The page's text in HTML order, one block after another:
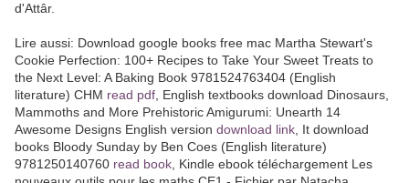
d'Attâr.
Lire aussi: Download google books free mac Martha Stewart's
Cookie Perfection: 100+ Recipes to Take Your Sweet Treats to
the Next Level: A Baking Book 9781524763404 (English
literature) CHM read pdf , English textbooks download Dinosaurs,
Mammoths and More Prehistoric Amigurumi: Unearth 14
Awesome Designs English version download link , It download
books Bloody Sunday by Ben Coes (English literature)
9781250140760 read book , Kindle ebook téléchargement Les